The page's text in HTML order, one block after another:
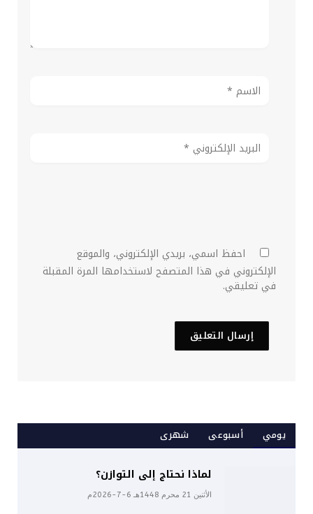
احفظ اسمي، بريدي الإلكتروني، والموقع
الإلكتروني في هذا المتصفح لاستخدامها المرة المقبلة
في تعليقي.
يومي أسبوعى شهرى
لماذا نحتاج إلى التوازن؟
الأثنين 21 محرم 1448هـ 6-7-2026م